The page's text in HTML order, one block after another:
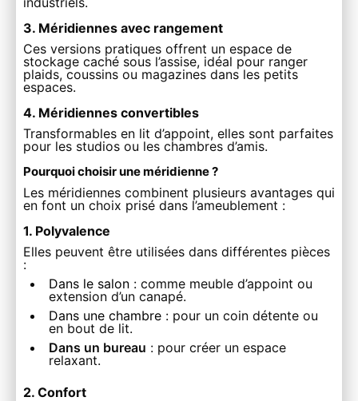
3. Méridiennes avec rangement
Ces versions pratiques offrent un espace de
stockage caché sous l’assise, idéal pour ranger
plaids, coussins ou magazines dans les petits
espaces.
4. Méridiennes convertibles
Transformables en lit d’appoint, elles sont parfaites
pour les studios ou les chambres d’amis.
Pourquoi choisir une méridienne ?
Les méridiennes combinent plusieurs avantages qui
en font un choix prisé dans l’ameublement :
1. Polyvalence
Elles peuvent être utilisées dans différentes pièces
:
Dans le salon : comme meuble d’appoint ou
extension d’un canapé.
Dans une chambre : pour un coin détente ou
en bout de lit.
Dans un bureau : pour créer un espace
relaxant.
2. Confort